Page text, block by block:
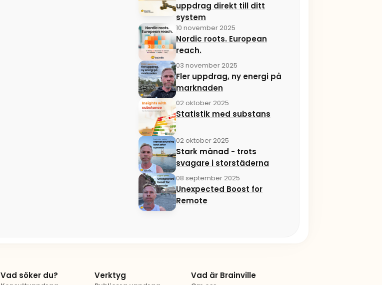
uppdrag direkt till ditt
system
10 november 2025
Nordic roots. European
reach.
03 november 2025
Fler uppdrag, ny energi på
marknaden
02 oktober 2025
Statistik med substans
02 oktober 2025
Stark månad - trots
svagare i storstäderna
08 september 2025
Unexpected Boost for
Remote
Vad söker du? Verktyg Vad är Brainville